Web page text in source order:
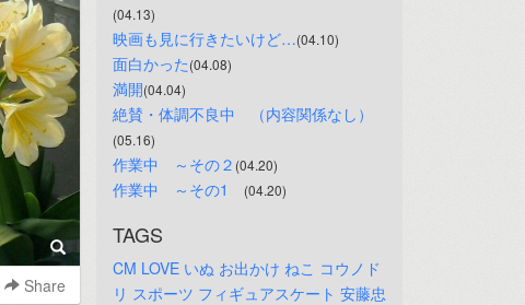
Share
(04.13)
映画も見に行きたいけど…(04.10)
面白かった(04.08)
満開(04.04)
絶賛・体調不良中　（内容関係なし）
(05.16)
作業中　～その２ (04.20)
作業中　～その1 (04.20)
TAGS
CM LOVE いぬ お出かけ ねこ コウノド
リ スポーツ フィギュアスケート 安藤忠